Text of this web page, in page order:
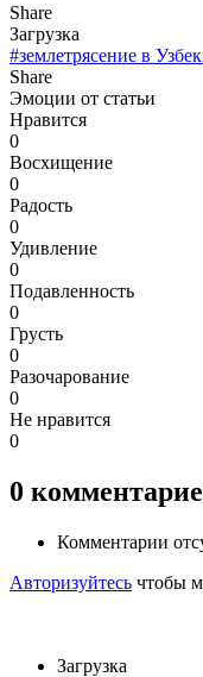
Share
Загрузка
#землетрясение в
Share
Эмоции от статьи
Нравится
0
Восхищение
0
Радость
0
Удивление
0
Подавленность
0
Грусть
0
Разочарование
0
Не нравится
0
0
Комментарии
Авторизуйтесь чтобы
Загрузка